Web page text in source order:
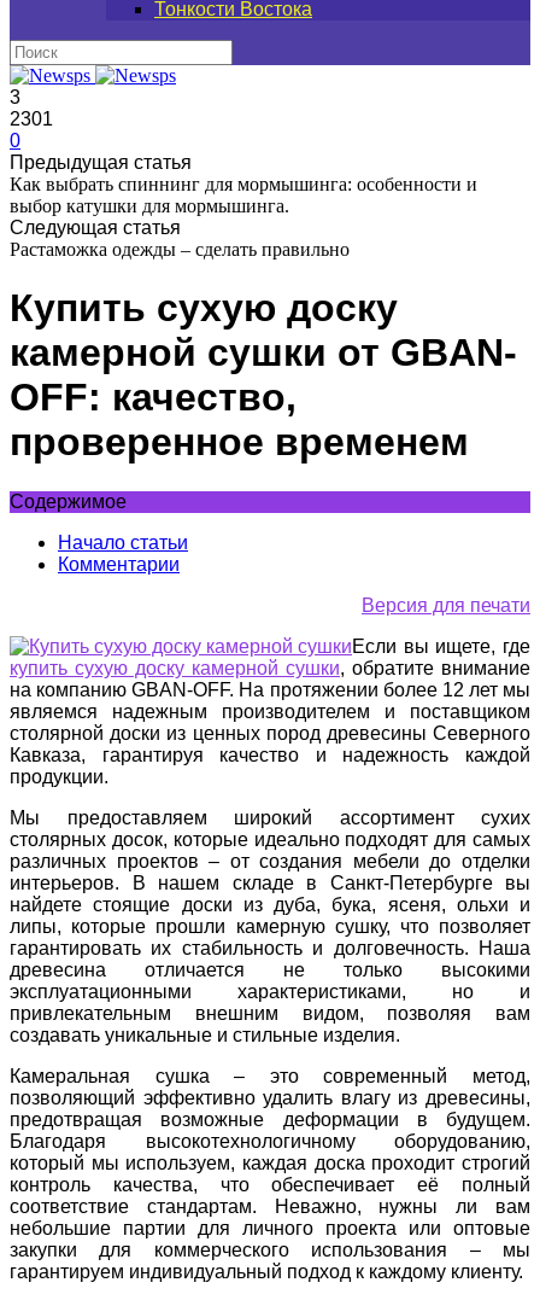
Тонкости Востока
3
2301
0
Предыдущая статья
Как выбрать спиннинг для мормышинга: особенности и
выбор катушки для мормышинга.
Следующая статья
Растаможка одежды – сделать правильно
Купить сухую доску
камерной сушки от GBAN-
OFF: качество,
проверенное временем
Содержимое
Начало статьи
Комментарии
Версия для печати
Если вы ищете, где
купить сухую доску камерной сушки, обратите внимание
на компанию GBAN-OFF. На протяжении более 12 лет мы
являемся надежным производителем и поставщиком
столярной доски из ценных пород древесины Северного
Кавказа, гарантируя качество и надежность каждой
продукции.
Мы предоставляем широкий ассортимент сухих
столярных досок, которые идеально подходят для самых
различных проектов – от создания мебели до отделки
интерьеров. В нашем складе в Санкт-Петербурге вы
найдете стоящие доски из дуба, бука, ясеня, ольхи и
липы, которые прошли камерную сушку, что позволяет
гарантировать их стабильность и долговечность. Наша
древесина отличается не только высокими
эксплуатационными характеристиками, но и
привлекательным внешним видом, позволяя вам
создавать уникальные и стильные изделия.
Камеральная сушка – это современный метод,
позволяющий эффективно удалить влагу из древесины,
предотвращая возможные деформации в будущем.
Благодаря высокотехнологичному оборудованию,
который мы используем, каждая доска проходит строгий
контроль качества, что обеспечивает её полный
соответствие стандартам. Неважно, нужны ли вам
небольшие партии для личного проекта или оптовые
закупки для коммерческого использования – мы
гарантируем индивидуальный подход к каждому клиенту.